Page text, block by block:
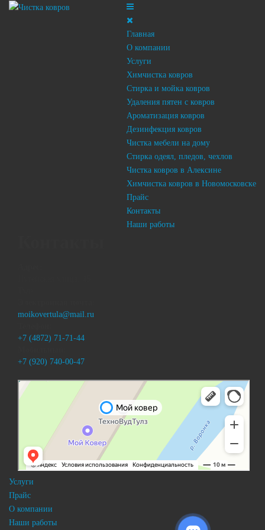
Главная
О компании
Услуги
Химчистка ковров
Стирка и мойка ковров
Удаления пятен с ковров
Ароматизация ковров
Дезинфекция ковров
Чистка мебели на дому
Стирка одеял, пледов, чехлов
Чистка ковров в Алексине
Химчистка ковров в Новомосковске
Прайс
Контакты
Наши работы
moikovertula@mail.ru
+7 (4872) 71-71-44
+7 (920) 740-00-47
Услуги
Прайс
О компании
Наши работы